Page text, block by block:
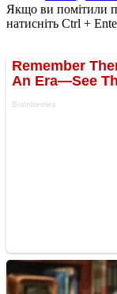
Якщо ви помітили
натисніть Ctrl +